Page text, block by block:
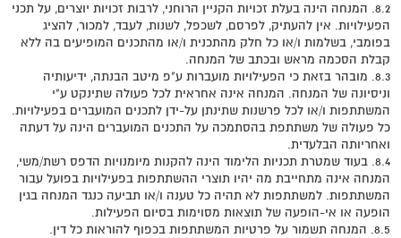
8.2. המנחה הינה בעלת זכויות הקניין הרוחני, לרבות זכויות יוצרים, על תכני
הפעילויות. אין להעתיק, לפרסם, לשכפל, לשנות, לעבד, למכור, להציג
בפומבי, בשלמות ו/או כל חלק מהתכנית ו/או מהתכנים המופיעים בה ללא
קבלת הסכמה מראש ובכתב של המנחה.
8.3. מובהר בזאת כי הפעילויות מועברות ע"פ מיטב הבנתה, ידיעותיה
וניסיונה של המנחה. המנחה אינה אחראית לכל פעולה שתינקט ע"י
המשתתפות ו/או לכל פרשנות שתינתן על-ידן לתכנים המועברים בפעילויות.
כל פעולה של משתתפת בהסתמכה על התכנים המועברים הינה על דעתה
ואחריותה הבלעדית.
8.4. בעוד שמטרת תכניות הלימוד הינה להקנות מיומנויות הדפס רשת/משי,
המנחה אינה מתחייבת מה יהיו תוצרי ההשתתפות בפעילויות בפועל עבור
המשתתפות. למשתתפות לא תהיה כל טענה ו/או תביעה כנגד המנחה בגין
הופעה או אי-הופעה של תוצאות מסוימות בסיום הפעילות.
8.5. המנחה תשמור על פרטיות המשתתפות בכפוף להוראות כל דין.